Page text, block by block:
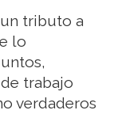
tributo a
lo
trabajo
verdaderos